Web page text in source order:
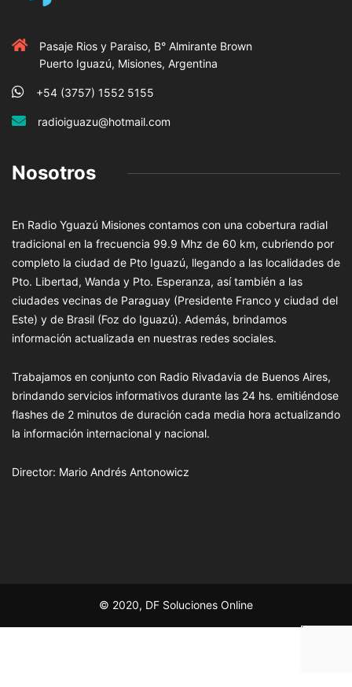
Pasaje Rios y Paraiso, B° Almirante Brown
Puerto Iguazú, Misiones, Argentina
+54 (3757) 1552 5155
radioiguazu@hotmail.com
Nosotros
En Radio Yguazú Misiones contamos con una cobertura radial
tradicional en la frecuencia 99.9 Mhz de 60 km, cubriendo por
completo la ciudad de Pto Iguazú, llegando a las localidades de
Pto. Libertad, Wanda y Pto. Esperanza, así también a las
ciudades vecinas de Paraguay (Presidente Franco y ciudad del
Este) y de Brasil (Foz do Iguazú). Además, brindamos
información actualizada en nuestras redes sociales.
Trabajamos en conjunto con Radio Rivadavia de Buenos Aires,
brindando servicios informativos durante las 24 hs. emitiéndose
flashes de 2 minutos de duración cada media hora actualizando
la información internacional y nacional.
Director: Mario Andrés Antonowicz
© 2020, DF Soluciones Online